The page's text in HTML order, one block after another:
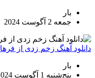
بار
جمعه 2 آگوست 2024
دانلود آهنگ زخم زدی از فرهاد راد
بار
پنج‌شنبه 1 آگوست 2024